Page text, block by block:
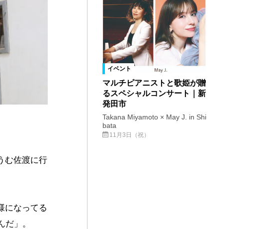
む佐渡に行
になってる
」。
イベント
マルチピアニストと歌姫が贈
るスペシャルコンサート｜新
発田市
Takana Miyamoto × May J. in Shi
bata
11月3日（祝）